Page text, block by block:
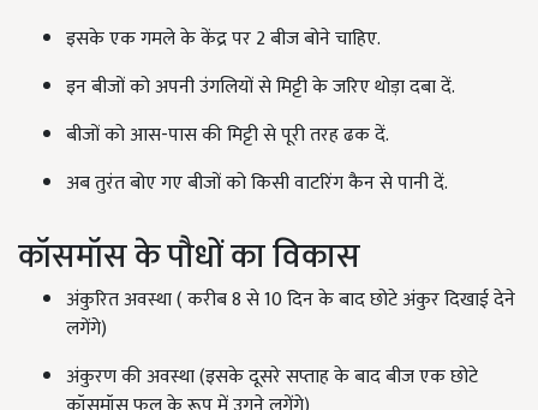
इसके एक गमले के केंद्र पर 2 बीज बोने चाहिए.
इन बीजों को अपनी उंगलियों से मिट्टी के जरिए थोड़ा दबा दें.
बीजों को आस-पास की मिट्टी से पूरी तरह ढक दें.
अब तुरंत बोए गए बीजों को किसी वाटरिंग कैन से पानी दें.
कॉसमॉस के पौधों का विकास
अंकुरित अवस्था ( करीब 8 से 10 दिन के बाद छोटे अंकुर दिखाई देने
लगेंगे)
अंकुरण की अवस्था (इसके दूसरे सप्ताह के बाद बीज एक छोटे